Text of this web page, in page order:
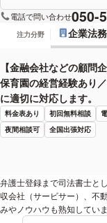
電話で問い合わせ050-
注力分野 企業法
【金融会社などの顧問
保育園の経営経験あり
に適切に対応します。
料金表あり 初回無料相談
夜間相談可
全国出張対応
弁護士登録まで司法書士と
収会社（サービサー）、不
みやノウハウも熟知してい